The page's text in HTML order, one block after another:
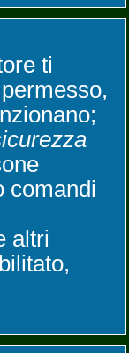
ti
comandi
altri